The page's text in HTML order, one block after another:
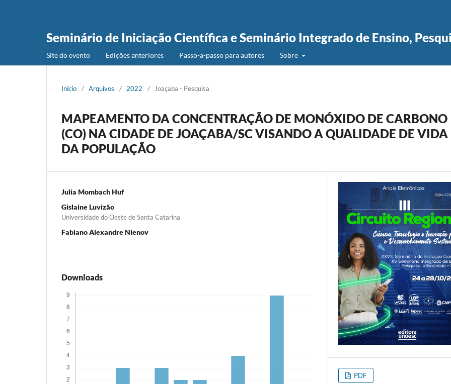
Seminário de Iniciação Científica e Seminário Integrado de Ensino,
Site do evento Edições anteriores Passo-a-passo para autores Sobre
Início / Arquivos / 2022 / Joaçaba - Pesquisa
MAPEAMENTO DA CONCENTRAÇÃO DE MONÓXIDO DE CARBONO
(CO) NA CIDADE DE JOAÇABA/SC VISANDO A QUALIDADE DE VIDA
DA POPULAÇÃO
Julia Mombach Huf
Gislaine Luvizão
Universidade do Oeste de Santa Catarina
Fabiano Alexandre Nienov
Downloads
PDF